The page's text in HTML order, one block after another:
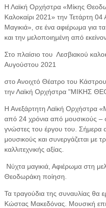
Η Λαϊκή Ορχήστρα «Μίκης
Καλοκαίρι 2021» την Τετάρτη
Μαγικιά», σε ένα αφιέρωμα για
και την μελοποιημένη από
Στο πλαίσιο του Λεσβιακού
Αυγούστου 2021
στο Ανοιχτό Θέατρο του
την Λαϊκή Ορχήστρα "ΜΙΚΗΣ
Η Ανεξάρτητη Λαϊκή Ορχήστρα
από 24 χρόνια από μουσικούς –
γνώστες του έργου του. Σήμερα
μουσικούς και συνεργάζεται με
καλλιτεχνικής αξίας.
Νύχτα μαγικιά, Αφιέρωμα στη
Θεοδωράκη ποίηση.
Τα τραγούδια της συναυλίας θα
Κώστας Μακεδόνας. Μουσική